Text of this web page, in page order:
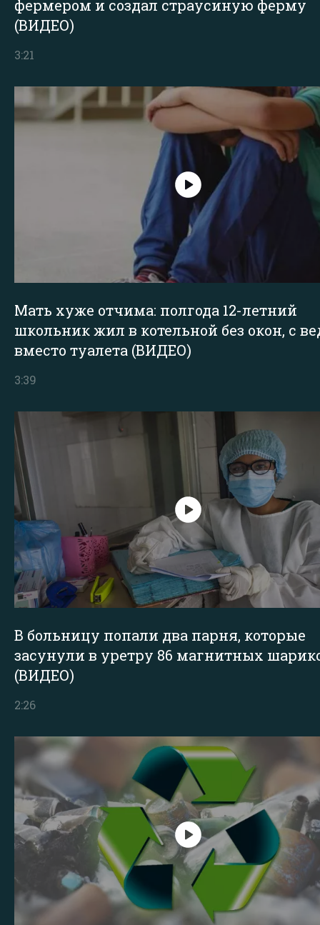
фермером и создал страусиную ферму
(ВИДЕО)
3:21
Мать хуже отчима: полгода 12-летний
школьник жил в котельной без окон, с
вместо туалета (ВИДЕО)
3:39
В больницу попали два парня, которые
засунули в уретру 86 магнитных
(ВИДЕО)
2:26